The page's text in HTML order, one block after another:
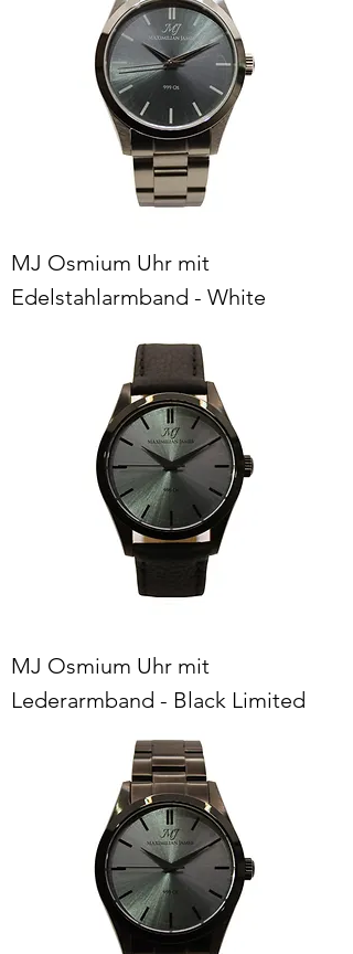
MJ Osmium Uhr mit
Edelstahlarmband - White
MJ Osmium Uhr mit
Lederarmband - Black Limited